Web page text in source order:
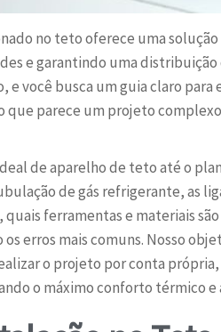
no teto oferece uma
e garantindo uma
e você busca um guia claro
que parece um projeto
de aparelho de teto até o
de gás refrigerante, as
ferramentas e materiais
erros mais comuns. Nosso
o projeto por conta
o máximo conforto térmico